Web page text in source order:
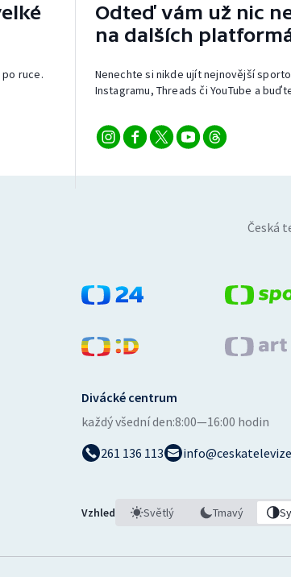
ruce.
Odteď vám už nic
na dalších
Nenechte si nikde ujít nejnovější
Instagramu, Threads či YouTube a
Česká
Divácké centrum
každý všední den:8:00—16:00 hodin
261 136 113
Vzhled Světlý Tmavý